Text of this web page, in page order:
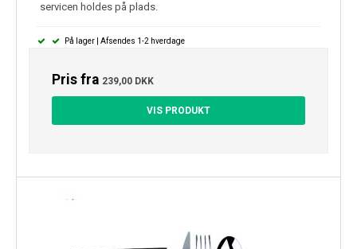
servicen holdes på plads.
På lager | Afsendes 1-2 hverdage
Pris fra 239,00 DKK
VIS PRODUKT